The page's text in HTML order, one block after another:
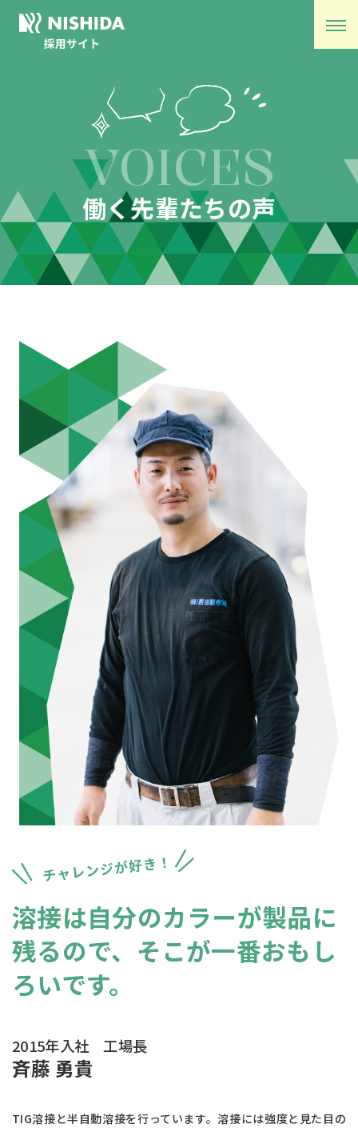
VOICES
働く先輩たちの声
溶接は自分のカラーが製品に
残るので、 そこが一番おもし
ろいです。
2015年入社 工場長
斉藤 勇貴
TIG溶接と半自動溶接を行っています。溶接には強度と見た目の